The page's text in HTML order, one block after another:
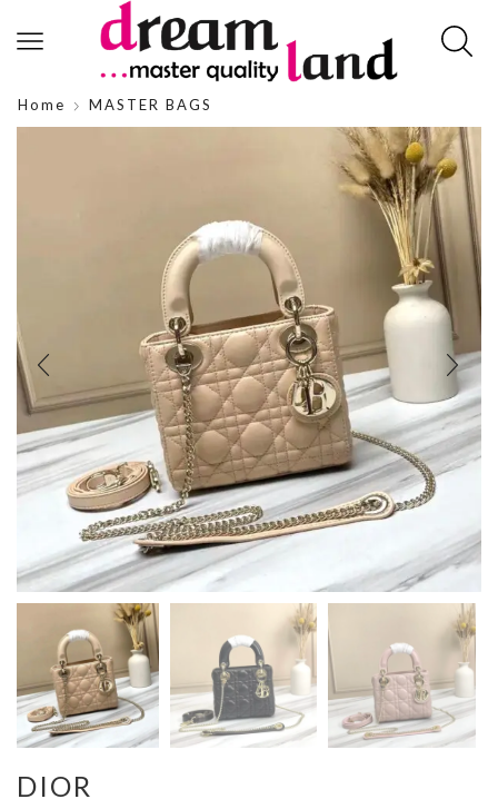
Home MASTER BAGS
DIOR